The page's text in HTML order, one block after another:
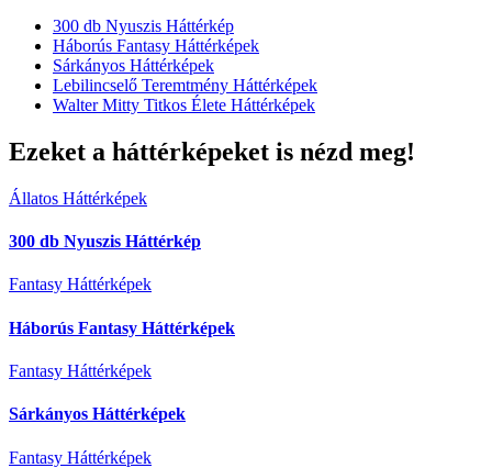
300 db Nyuszis Háttérkép
Háborús Fantasy Háttérképek
Sárkányos Háttérképek
Lebilincselő Teremtmény Háttérképek
Walter Mitty Titkos Élete Háttérképek
Ezeket a háttérképeket is nézd meg!
Állatos Háttérképek
300 db Nyuszis Háttérkép
Fantasy Háttérképek
Háborús Fantasy Háttérképek
Fantasy Háttérképek
Sárkányos Háttérképek
Fantasy Háttérképek